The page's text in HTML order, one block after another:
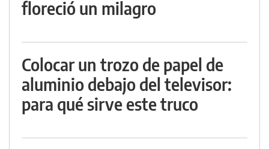
floreció un milagro
Colocar un trozo de papel de
aluminio debajo del televisor:
para qué sirve este truco